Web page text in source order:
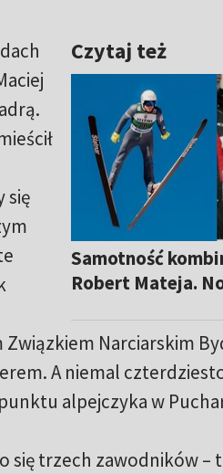
Czytaj też
Samotność
Robert Mateja.
się
Narciarskim
A niemal
alpejczyka w
trzech zawodników –